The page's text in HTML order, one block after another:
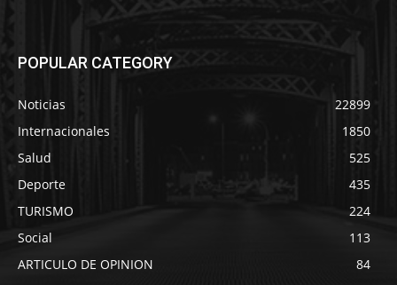
POPULAR CATEGORY
Noticias
22899
Internacionales
1850
Salud
525
Deporte
435
TURISMO
224
Social
113
ARTICULO DE OPINION
84